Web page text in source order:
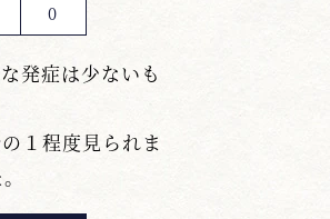
0
発症は少ないも
１程度見られま